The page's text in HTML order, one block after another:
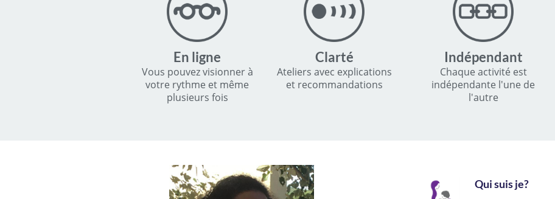
En ligne
Vous pouvez visionner à
votre rythme et même
plusieurs fois
Clarté
Ateliers avec explications
et recommandations
Indépendant
Chaque activité est
indépendante l'une de
l'autre
Qui suis je?